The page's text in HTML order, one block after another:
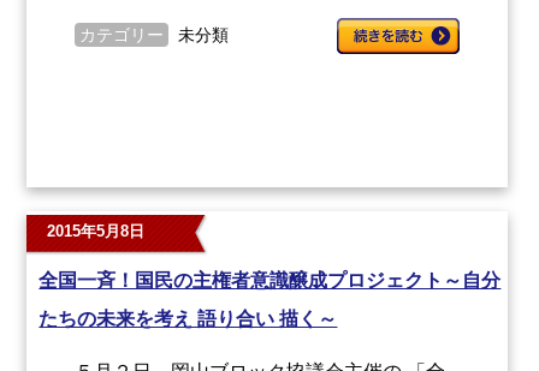
カテゴリー 未分類
2015年5月8日
全国一斉！国民の主権者意識醸成プロジェクト～自分
たちの未来を考え 語り合い 描く～